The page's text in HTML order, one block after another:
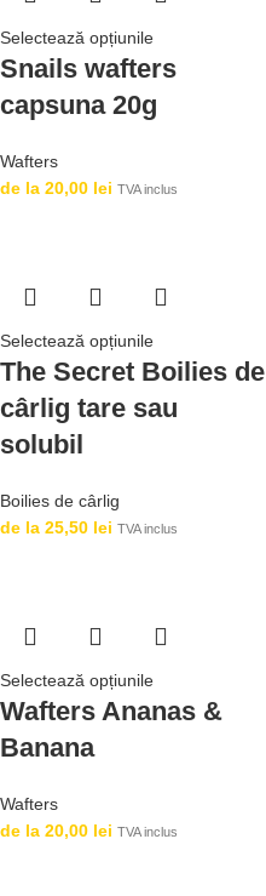
Selectează opțiunile
Snails wafters
capsuna 20g
Wafters
de la 20,00 lei TVA inclus
Selectează opțiunile
The Secret Boilies de
cârlig tare sau
solubil
Boilies de cârlig
de la 25,50 lei TVA inclus
Selectează opțiunile
Wafters Ananas &
Banana
Wafters
de la 20,00 lei TVA inclus